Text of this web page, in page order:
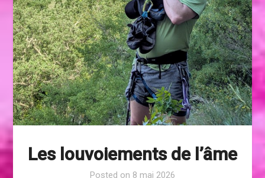
Les louvoiements de l’âme
Posted on 8 mai 2026